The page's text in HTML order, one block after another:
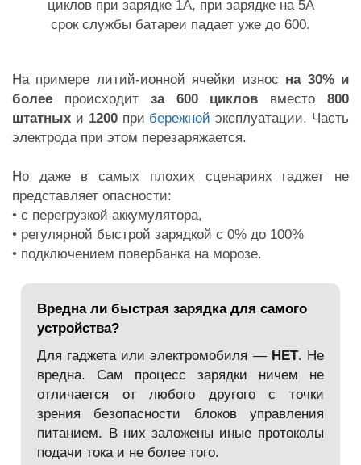
циклов при зарядке 1A, при зарядке на 5А
срок службы батареи падает уже до 600.
На примере литий-ионной ячейки износ на 30% и
более происходит за 600 циклов вместо800
штатных и 1200при бережной эксплуатации. Часть
электрода при этом перезаряжается.
Но даже в самых плохих сценариях гаджет не
представляет опасности:
• с перегрузкой аккумулятора,
• регулярной быстрой зарядкой с 0% до 100%
• подключением повербанка на морозе.
Вредна ли быстрая зарядка для самого
устройства?
Для гаджета или электромобиля — НЕТ. Не
вредна. Сам процесс зарядки ничем не
отличается от любого другого с точки
зрения безопасности блоков управления
питанием. В них заложены иные протоколы
подачи тока и не более того.